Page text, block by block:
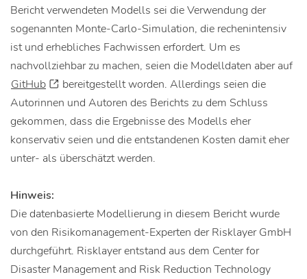
Bericht verwendeten Modells sei die Verwendung der
sogenannten Monte-Carlo-Simulation, die rechenintensiv
ist und erhebliches Fachwissen erfordert. Um es
nachvollziehbar zu machen, seien die Modelldaten aber auf
GitHub
bereitgestellt worden. Allerdings seien die
Autorinnen und Autoren des Berichts zu dem Schluss
gekommen, dass die Ergebnisse des Modells eher
konservativ seien und die entstandenen Kosten damit eher
unter- als überschätzt werden.
Hinweis:
Die datenbasierte Modellierung in diesem Bericht wurde
von den Risikomanagement-Experten der Risklayer GmbH
durchgeführt. Risklayer entstand aus dem Center for
Disaster Management and Risk Reduction Technology